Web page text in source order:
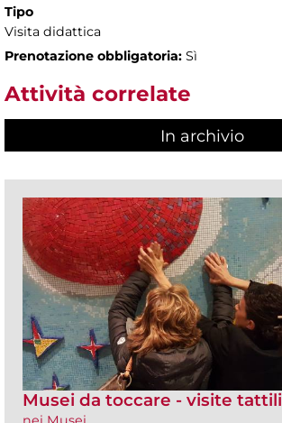
Tipo
Visita didattica
Prenotazione obbligatoria: Sì
Attività correlate
In archivio
Musei da toccare - visite tattili